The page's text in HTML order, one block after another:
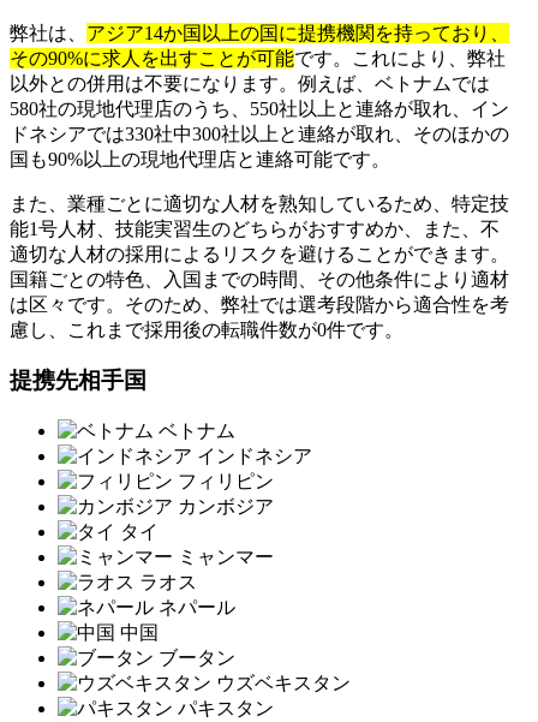
弊社は、 アジア14か国以上の国に提携機関を持っており、
その90%に求人を出すことが可能です。これにより、弊社
以外との併用は不要になります。例えば、ベトナムでは
580社の現地代理店のうち、550社以上と連絡が取れ、イン
ドネシアでは330社中300社以上と連絡が取れ、そのほかの
国も90%以上の現地代理店と連絡可能です。
また、業種ごとに適切な人材を熟知しているため、特定技
能1号人材、技能実習生のどちらがおすすめか、また、不
適切な人材の採用によるリスクを避けることができます。
国籍ごとの特色、入国までの時間、その他条件により適材
は区々です。そのため、弊社では選考段階から適合性を考
慮し、これまで採用後の転職件数が0件です。
提携先相手国
ベトナム
インドネシア
フィリピン
カンボジア
タイ
ミャンマー
ラオス
ネパール
中国
ブータン
ウズベキスタン
パキスタン